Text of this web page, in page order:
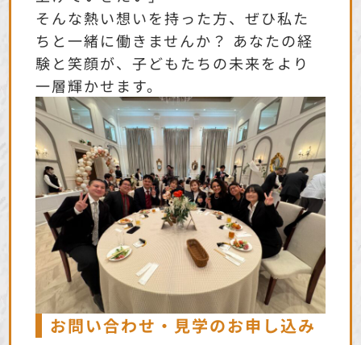
そんな熱い想いを持った方、ぜひ私た
ちと一緒に働きませんか？ あなたの経
験と笑顔が、子どもたちの未来をより
一層輝かせます。
お問い合わせ・見学のお申し込み